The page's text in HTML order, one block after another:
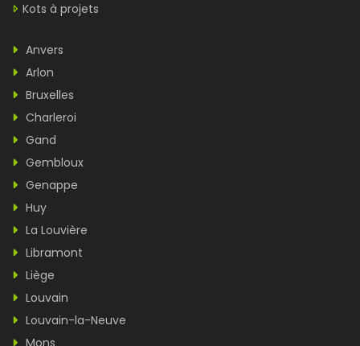
Kots à projets
Anvers
Arlon
Bruxelles
Charleroi
Gand
Gembloux
Genappe
Huy
La Louvière
Libramont
Liège
Louvain
Louvain-la-Neuve